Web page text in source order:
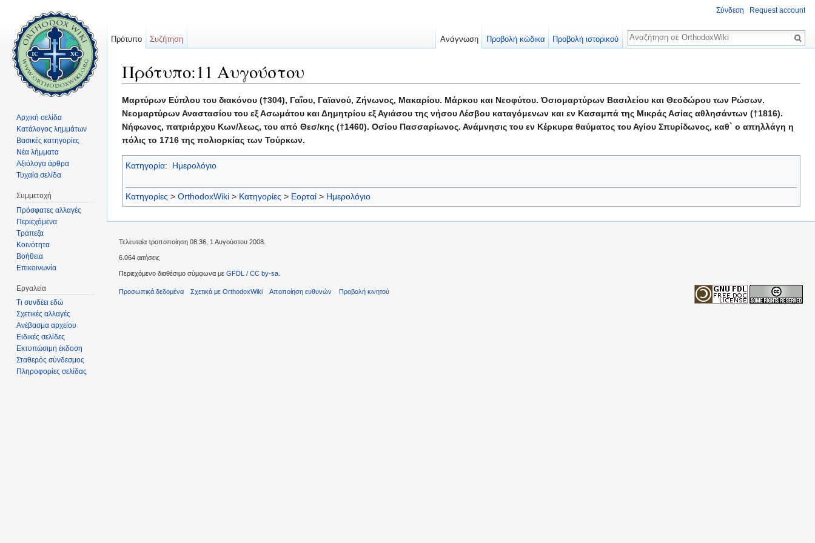
Πρότυπο:11 Αυγούστου
Μαρτύρων Εύπλου του διακόνου (†304), Γαΐου, Γαϊανού, Ζήνωνος, Μακαρίου. Μάρκου και Νεοφύτου. Όσιομαρτύρων Βασιλείου και Θεοδώρου των Ρώσων.
Νεομαρτύρων Αναστασίου του εξ Ασωμάτου και Δημητρίου εξ Αγιάσου της νήσου Λέσβου καταγόμενων και εν Κασαμπά της Μικράς Ασίας αθλησάντων (†1816).
Νήφωνος, πατριάρχου Κων/λεως, του από Θεσ/κης (†1460). Οσίου Πασσαρίωνος. Ανάμνησις του εν Κέρκυρα θαύματος του Αγίου Σπυρίδωνος, καθ` ο απηλλάγη η
πόλις το 1716 της πολιορκίας των Τούρκων.
Κατηγορία: Ημερολόγιο
Κατηγορίες > OrthodoxWiki > Κατηγορίες > Εορταί > Ημερολόγιο
Σύνδεση Request account
Πρότυπο Συζήτηση Ανάγνωση Προβολή κώδικα Προβολή ιστορικού
Αναζήτηση
Αρχική σελίδα
Κατάλογος λημμάτων
Βασικές κατηγορίες
Νέα λήμματα
Αξιόλογα άρθρα
Τυχαία σελίδα
Συμμετοχή
Πρόσφατες αλλαγές
Περιεχόμενα
Τράπεζα
Κοινότητα
Βοήθεια
Επικοινωνία
Εργαλεία
Τι συνδέει εδώ
Σχετικές αλλαγές
Ανέβασμα αρχείου
Ειδικές σελίδες
Εκτυπώσιμη έκδοση
Σταθερός σύνδεσμος
Πληροφορίες σελίδας
Τελευταία τροποποίηση 08:36, 1 Αυγούστου 2008.
6.064 αιτήσεις
Περιεχόμενο διαθέσιμο σύμφωνα με GFDL / CC by-sa
Προσωπικά δεδομένα Σχετικά με OrthodoxWiki Αποποίηση ευθυνών Προβολή κινητού